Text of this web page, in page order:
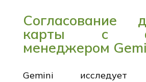
Согласование
карты с
менеджером
Gemini исследует